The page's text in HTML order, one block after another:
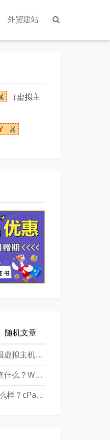
外贸建站
（虚拟主
随机文章
美国云主机？
换主机清单
主机方案介绍